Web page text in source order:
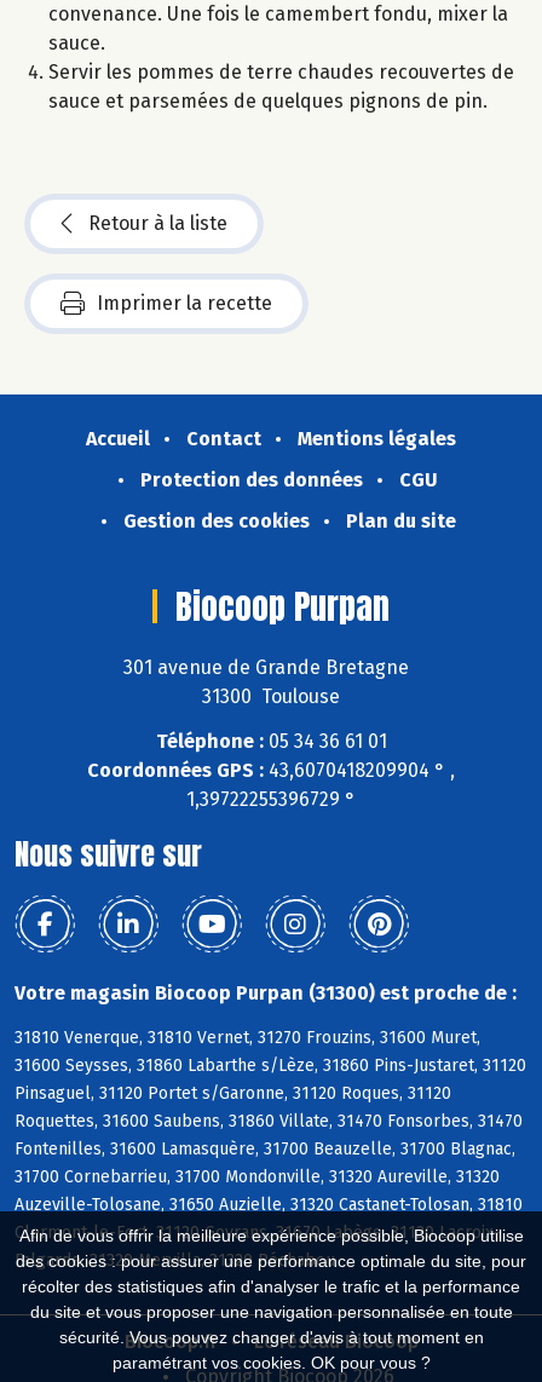
Afin de vous offrir la meilleure expérience possible, Biocoop utilise
des cookies : pour assurer une performance optimale du site, pour
récolter des statistiques afin d'analyser le trafic et la performance
du site et vous proposer une navigation personnalisée en toute
sécurité. Vous pouvez changer d'avis à tout moment en
paramétrant vos cookies. OK pour vous ?
convenance. Une fois le camembert fondu, mixer la
sauce.
Servir les pommes de terre chaudes recouvertes de
sauce et parsemées de quelques pignons de pin.
Retour à la liste
Imprimer la recette
Accueil Contact
Mentions légales
Protection des données
CGU
Gestion des cookies
Plan du site
Biocoop Purpan
301 avenue de Grande Bretagne
31300 Toulouse
Téléphone :05 34 36 61 01
Coordonnées GPS : 43,6070418209904 ° ,
1,39722255396729 °
Nous suivre sur
Votre magasin Biocoop Purpan (31300) est proche de :
31810 Venerque, 31810 Vernet, 31270 Frouzins, 31600 Muret,
31600 Seysses, 31860 Labarthe s/Lèze, 31860 Pins-Justaret, 31120
Pinsaguel, 31120 Portet s/Garonne, 31120 Roques, 31120
Roquettes, 31600 Saubens, 31860 Villate, 31470 Fonsorbes, 31470
Fontenilles, 31600 Lamasquère, 31700 Beauzelle, 31700 Blagnac,
31700 Cornebarrieu, 31700 Mondonville, 31320 Aureville, 31320
Auzeville-Tolosane, 31650 Auzielle, 31320 Castanet-Tolosan, 31810
Clermont-le-Fort, 31120 Goyrans, 31670 Labège, 31120 Lacroix-
Falgarde, 31320 Mervilla, 31320 Péchabou
Biocoop.fr
Le réseau Biocoop
Copyright Biocoop 2026